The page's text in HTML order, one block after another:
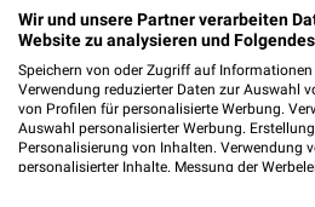
501,92 km
Fressnapf Angebote in
Stuttgart-Mühlhausen,
Wir und unsere Partner verarbeiten
Website zu analysieren und
Speichern von oder Zugriff auf
Verwendung reduzierter Daten zur Auswahl
von Profilen für personalisierte Werbung.
Auswahl personalisierter Werbung.
Personalisierung von Inhalten. Verwendung
personalisierter Inhalte. Messung der